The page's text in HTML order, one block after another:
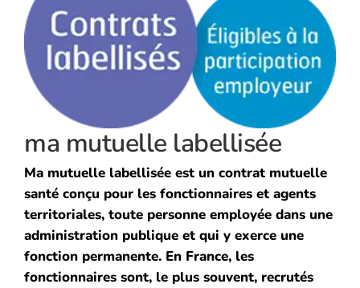
ma mutuelle labellisée
Ma mutuelle labellisée est un contrat mutuelle
santé conçu pour les fonctionnaires et agents
territoriales, toute personne employée dans une
administration publique et qui y exerce une
fonction permanente. En France, les
fonctionnaires sont, le plus souvent, recrutés